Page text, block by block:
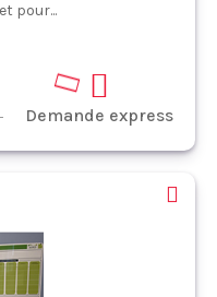
pour...
Demande express